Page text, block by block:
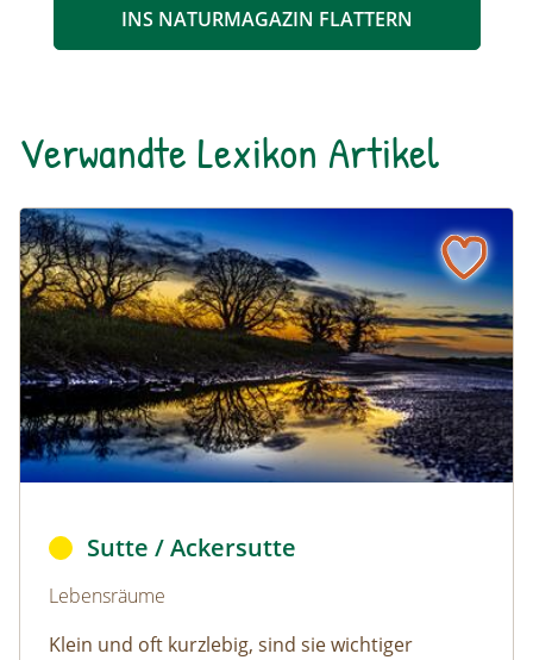
INS NATURMAGAZIN FLATTERN
Verwandte Lexikon Artikel
Sutte / Ackersutte
Naturlexikon: Sutte / Ackersutte
Naturlexikon: Sutte / Ackersutte
Sutte / Ackersutte
Lebensräume
Klein und oft kurzlebig, sind sie wichtiger